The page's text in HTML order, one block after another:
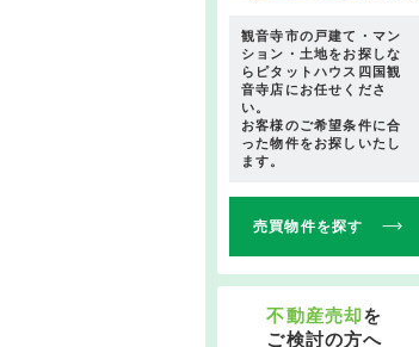
観音寺市の戸建て・マン
ション・土地をお探しな
らピタットハウス四国観
音寺店にお任せくださ
い。
お客様のご希望条件に合
った物件をお探しいたし
ます。
売買物件を探す
不動産売却を
ご検討の方へ